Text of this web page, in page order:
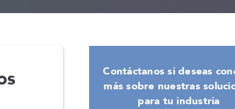
Contáctanos si deseas
más sobre nuestras
para tu industria